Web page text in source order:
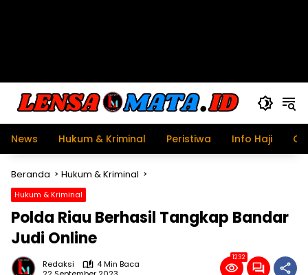
News Hukum & Kriminal Peristiwa Info Haji
Beranda Hukum & Kriminal
Hukum & Kriminal
Polda Riau Berhasil Tangkap Bandar
Judi Online
Redaksi
4 Min Baca
1232